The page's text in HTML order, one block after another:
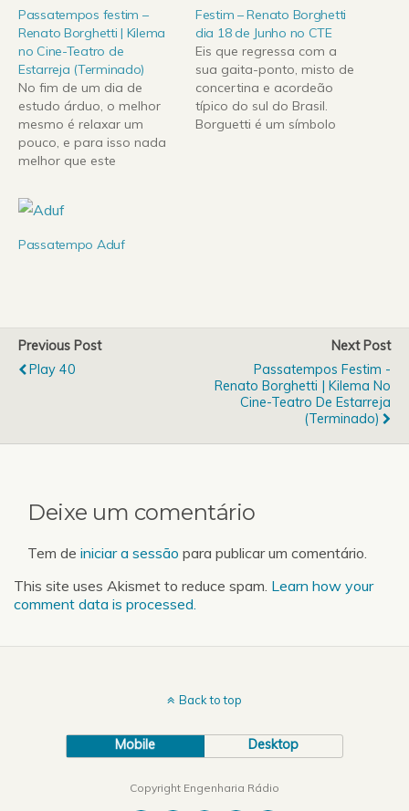
Passatempos festim –
Renato Borghetti | Kilema
no Cine-Teatro de
Estarreja (Terminado)
No fim de um dia de
estudo árduo, o melhor
mesmo é relaxar um
pouco, e para isso nada
melhor que este
Engenharia rádio tem
para vos oferecer. O
intermunicipal de músicas
a…
Festim – Renato Borghetti
dia 18 de Junho no CTE
Eis que regressa com a
sua gaita-ponto, misto de
concertina e acordeão
típico do sul do Brasil.
Borguetti é um símbolo
Passatempo Aduf
Previous Post
Play 40
Next Post
Passatempos Festim -
Renato Borghetti | Kilema No
Cine-Teatro De Estarreja
(Terminado)
Deixe um comentário
Tem de iniciar a sessão para publicar um comentário.
This site uses Akismet to reduce spam. Learn how your
comment data is processed.
Back to top
Mobile Desktop
Copyright Engenharia Rádio